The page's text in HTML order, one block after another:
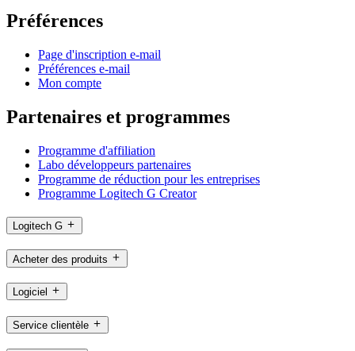
Préférences
Page d'inscription e-mail
Préférences e-mail
Mon compte
Partenaires et programmes
Programme d'affiliation
Labo développeurs partenaires
Programme de réduction pour les entreprises
Programme Logitech G Creator
Logitech G
Acheter des produits
Logiciel
Service clientèle